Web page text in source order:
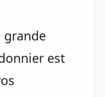
grande
est